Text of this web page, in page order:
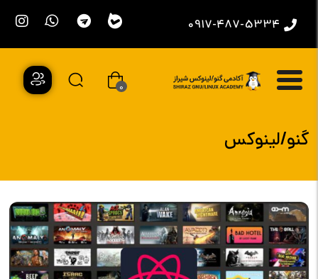
0917-487-5334
0
گنو/لینوکس